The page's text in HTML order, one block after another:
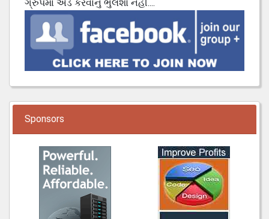
ગ્રુપમાં એડ કરવાનુ ભુલશો નહી....
Sponsors